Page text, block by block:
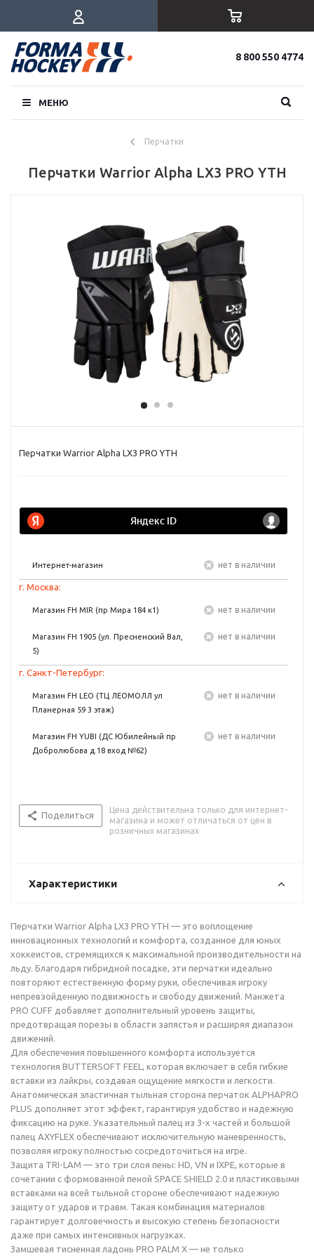
8 800 550 4774
МЕНЮ
Перчатки
Перчатки Warrior Alpha LX3 PRO YTH
Перчатки Warrior Alpha LX3 PRO YTH
Интернет-магазин Нет в наличии
г. Москва:
Магазин FH MIR (пр Мира 184 к1) Нет в наличии
Магазин FH 1905 (ул. Пресненский Вал,
5)
Нет в наличии
г. Санкт-Петербург:
Магазин FH LEO (ТЦ ЛЕОМОЛЛ ул
Планерная 59 3 этаж)
Нет в наличии
Магазин FH YUBI (ДС Юбилейный пр
Добролюбова д.18 вход №62)
Нет в наличии
Поделиться
Цена действительна только для интернет-
магазина и может отличаться от цен в
розничных магазинах
Характеристики
Перчатки Warrior Alpha LX3 PRO YTH — это воплощение
инновационных технологий и комфорта, созданное для юных
хоккеистов, стремящихся к максимальной производительности на
льду. Благодаря гибридной посадке, эти перчатки идеально
повторяют естественную форму руки, обеспечивая игроку
непревзойденную подвижность и свободу движений. Манжета
PRO CUFF добавляет дополнительный уровень защиты,
предотвращая порезы в области запястья и расширяя диапазон
движений.
Для обеспечения повышенного комфорта используется
технология BUTTERSOFT FEEL, которая включает в себя гибкие
вставки из лайкры, создавая ощущение мягкости и легкости.
Анатомическая эластичная тыльная сторона перчаток ALPHAPRO
PLUS дополняет этот эффект, гарантируя удобство и надежную
фиксацию на руке. Указательный палец из 3-х частей и большой
палец AXYFLEX обеспечивают исключительную маневренность,
позволяя игроку полностью сосредоточиться на игре.
Защита TRI-LAM — это три слоя пены: HD, VN и IXPE, которые в
сочетании с формованной пеной SPACE SHIELD 2.0 и пластиковыми
вставками на всей тыльной стороне обеспечивают надежную
защиту от ударов и травм. Такая комбинация материалов
гарантирует долговечность и высокую степень безопасности
даже при самых интенсивных нагрузках.
Замшевая тисненная ладонь PRO PALM X — не только